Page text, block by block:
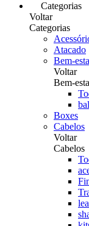
Categorias
Voltar
Categorias
Atacado
Bem-
Voltar
Bem-
Boxes
Cabelos
Voltar
Cabelos